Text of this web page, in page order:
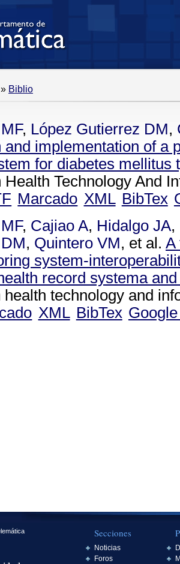
» Biblio
, López Gutierrez DM,
and implementation of a
for diabetes mellitus
Health Technology And
Marcado XML BibTex
, Cajiao A, Hidalgo JA,
, Quintero VM, et al. A
system-
record systema
health technology and
XML BibTex
Secciones
Noticias
Foros